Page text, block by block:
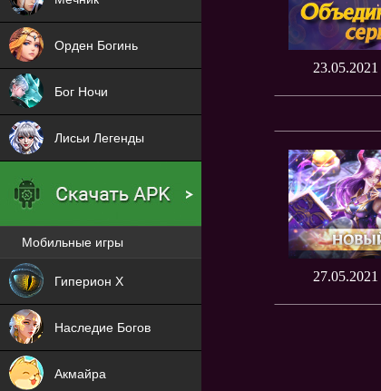
23.05.2021
27.05.2021
Орден Богинь
Бог Ночи
Лисьи Легенды
Мобильные игры
Гиперион Х
Наследие Богов
NEW
Акмайра
NEW